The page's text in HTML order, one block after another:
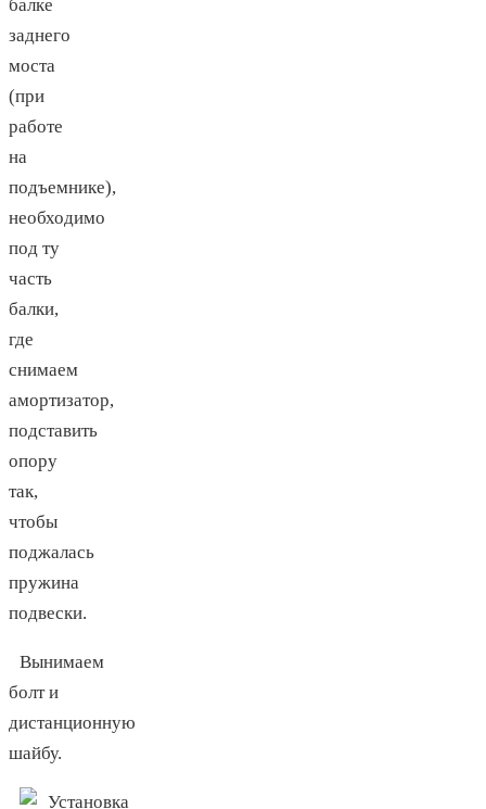
балке
заднего
моста
(при
работе
на
подъемнике),
необходимо
под ту
часть
балки,
где
снимаем
амортизатор,
подставить
опору
так,
чтобы
поджалась
пружина
подвески.
Вынимаем
болт и
дистанционную
шайбу.